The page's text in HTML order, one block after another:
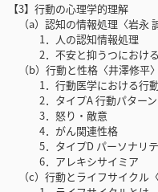
【3】行動の心理学的理解
（a）認知の情報処理〈岩永
1．人の認知情報処理
2．不安と抑うつにおける
（b）行動と性格〈井澤修平〉
1．行動医学における行動
2．タイプA 行動パターン
3．怒り・敵意
4．がん関連性格
5．タイプD パーソナリテ
6．アレキシサイミア
（c）行動とライフサイクル